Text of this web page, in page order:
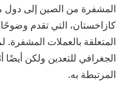
المشفرة من الصين إلى دول
كازاخستان، التي تقدم
المتعلقة بالعملات المشفرة.
الجغرافي للتعدين ولكن
المرتبطة به.